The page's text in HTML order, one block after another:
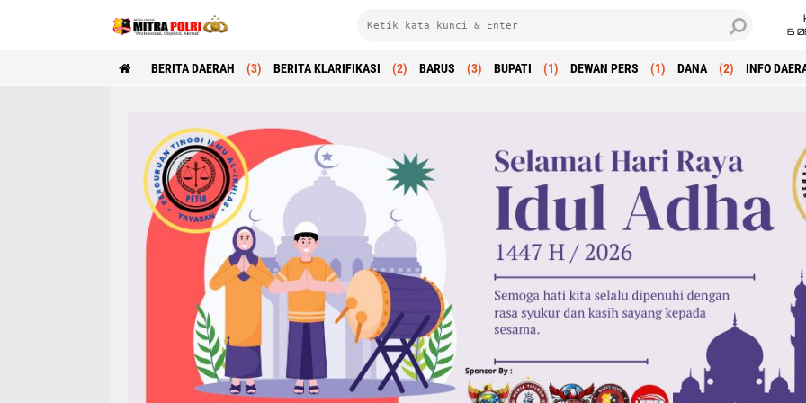
6
BERITA DAERAH (3) BERITA KLARIFIKASI (2) BARUS (3) BUPATI (1) DEWAN PERS (1) DANA (2) INFO